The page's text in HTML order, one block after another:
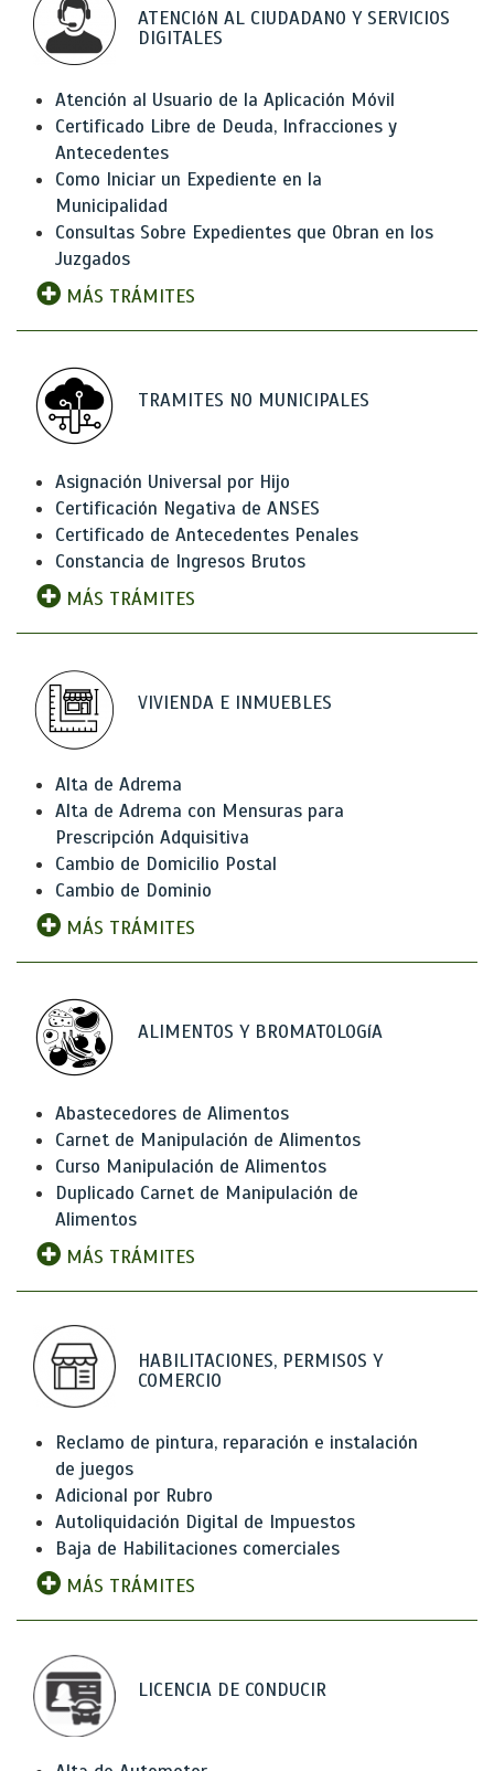
ATENCIóN AL CIUDADANO Y SERVICIOS
DIGITALES
Atención al Usuario de la Aplicación Móvil
Certificado Libre de Deuda, Infracciones y
Antecedentes
Como Iniciar un Expediente en la
Municipalidad
Consultas Sobre Expedientes que Obran en los
Juzgados
MÁS TRÁMITES
TRAMITES NO MUNICIPALES
Asignación Universal por Hijo
Certificación Negativa de ANSES
Certificado de Antecedentes Penales
Constancia de Ingresos Brutos
MÁS TRÁMITES
VIVIENDA E INMUEBLES
Alta de Adrema
Alta de Adrema con Mensuras para
Prescripción Adquisitiva
Cambio de Domicilio Postal
Cambio de Dominio
MÁS TRÁMITES
ALIMENTOS Y BROMATOLOGíA
Abastecedores de Alimentos
Carnet de Manipulación de Alimentos
Curso Manipulación de Alimentos
Duplicado Carnet de Manipulación de
Alimentos
MÁS TRÁMITES
HABILITACIONES, PERMISOS Y
COMERCIO
Reclamo de pintura, reparación e instalación
de juegos
Adicional por Rubro
Autoliquidación Digital de Impuestos
Baja de Habilitaciones comerciales
MÁS TRÁMITES
LICENCIA DE CONDUCIR